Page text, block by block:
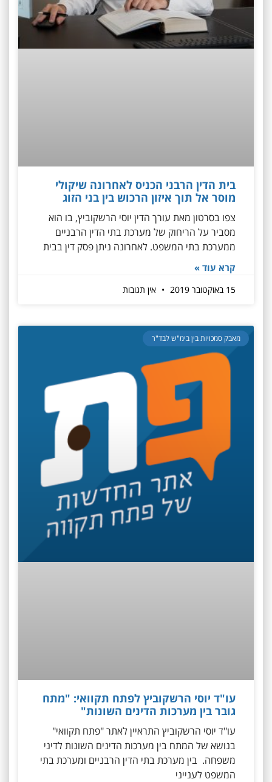
בית הדין הרבני הכניס לאחרונה שיקולי
מוסר אל תוך איזון הרכוש בין בני הזוג
צפו בסרטון מאת עורך הדין יוסי הרשקוביץ, בו הוא
מסביר על הריחוק של מערכת בתי הדין הרבניים
ממערכת בתי המשפט. לאחרונה ניתן פסק דין בבית
קרא עוד »
15 באוקטובר 2019 אין תגובות
מאבק סמכויות בין בימ"ש לבד"ר
עו"ד יוסי הרשקוביץ לפתח תקוואי: "מתח
גובר בין מערכות הדינים השונות"
עו"ד יוסי הרשקוביץ התראיין לאתר "פתח תקוואי"
בנושא של המתח בין מערכות הדינים השונות לדיני
משפחה. בין מערכת בתי הדין הרבניים ומערכת בתי
המשפט לענייני